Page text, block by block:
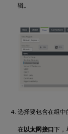
辑。
选择要包含在组中
在以太网接口 下，